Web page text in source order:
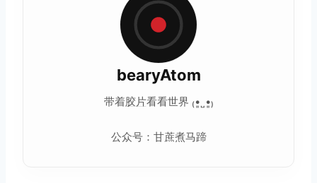
bearyAtom
带着胶片看看世界 ₍•͈˽•͈₎
公众号：甘蔗煮马蹄